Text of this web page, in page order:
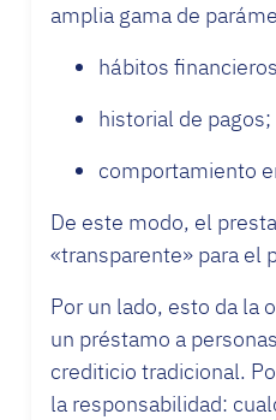
amplia gama de
hábitos
historial de pagos;
comportamiento
De este modo, el
«transparente» para el
Por un lado, esto da la
un préstamo a
crediticio tradicional.
la responsabilidad: